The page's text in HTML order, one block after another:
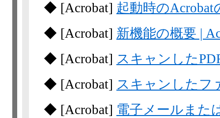
◆ [Acrobat] 起動時の
◆ [Acrobat] 新機能の概要 |
◆ [Acrobat] スキャンした
◆ [Acrobat] スキャンしたフ
◆ [Acrobat] 電子メールまた